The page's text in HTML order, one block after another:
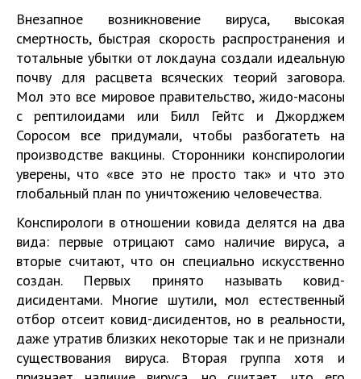
Внезапное возникновение вируса, высокая
смертность, быстрая скорость распространения и
тотальные убытки от локдауна создали идеальную
почву для расцвета всяческих теорий заговора.
Мол это все мировое правительство, жидо-масоны
с рептилоидами или Билл Гейтс и Джорджем
Соросом все придумали, чтобы разбогатеть на
производстве вакцины. Сторонники конспирологии
уверены, что «все это не просто так» и что это
глобальный план по уничтожению человечества.
Конспирологи в отношении ковида делятся на два
вида: первые отрицают само наличие вируса, а
вторые считают, что он специально искусственно
создан. Первых принято называть ковид-
дисидентами. Многие шутили, мол естественный
отбор отсеит ковид-дисидентов, но в реальности,
даже утратив близких некоторые так и не признали
существования вируса. Вторая группа хотя и